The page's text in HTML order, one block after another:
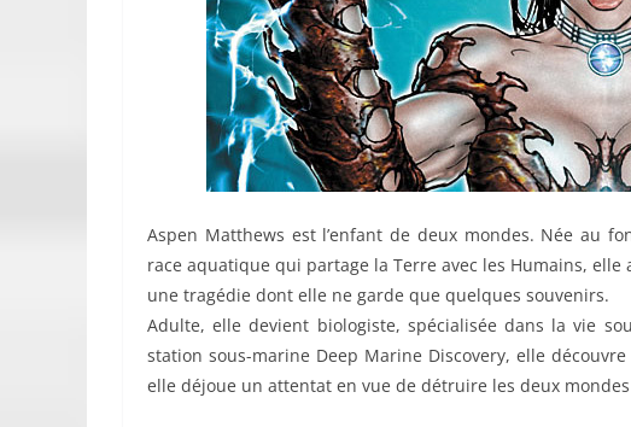
Aspen Matthews est l’enfant de deux mondes. Née au
race aquatique qui partage la Terre avec les Humains,
une tragédie dont elle ne garde que quelques souvenirs.
Adulte, elle devient biologiste, spécialisée dans la vie
station sous-marine Deep Marine Discovery, elle
elle déjoue un attentat en vue de détruire les deux